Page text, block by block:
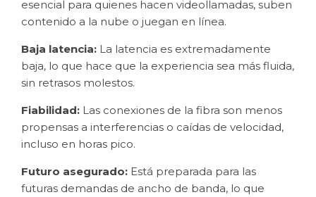
esencial para quienes hacen videollamadas, suben
contenido a la nube o juegan en línea.
Baja latencia: La latencia es extremadamente
baja, lo que hace que la experiencia sea más fluida,
sin retrasos molestos.
Fiabilidad: Las conexiones de la fibra son menos
propensas a interferencias o caídas de velocidad,
incluso en horas pico.
Futuro asegurado: Está preparada para las
futuras demandas de ancho de banda, lo que